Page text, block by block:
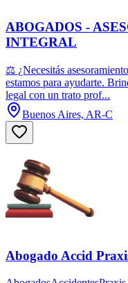
ABOGADOS -
INTEGRAL
⚖️ ¿Necesitás
estamos para ayudarte.
legal con un trato prof...
Buenos Aires, AR-C
Abogado Accid